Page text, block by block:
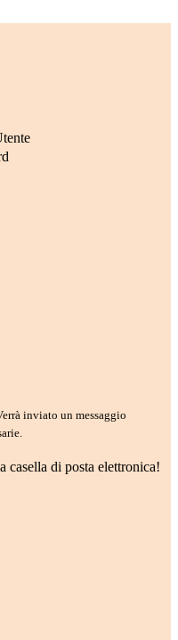
inviato un messaggio
casella di posta elettronica!